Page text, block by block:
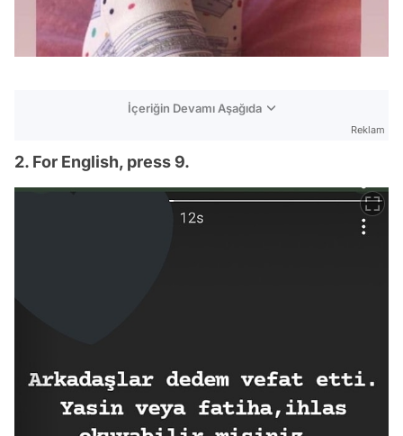
İçeriğin Devamı Aşağıda
Reklam
2. For English, press 9.